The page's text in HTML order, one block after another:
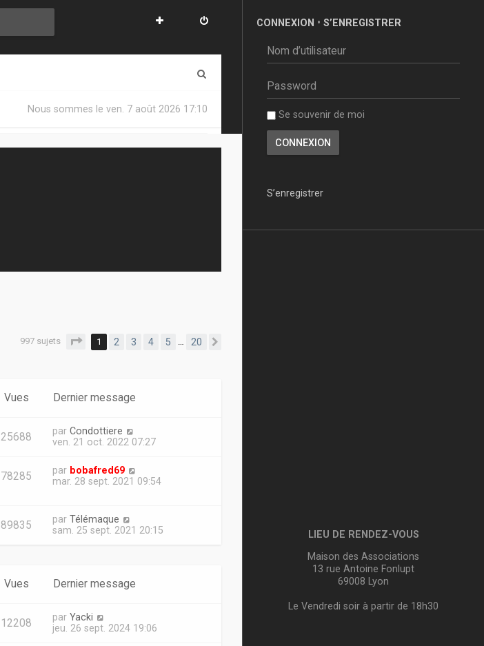
Nous sommes le ven. 7 août 2026 17:10
997 sujets Page 1sur20
1 2 3 4 5 … 20
Vues Dernier message
25688 par Condottiere
ven. 21 oct. 2022 07:27
78285 par bobafred69
mar. 28 sept. 2021 09:54
89835 par Télémaque
sam. 25 sept. 2021 20:15
Vues Dernier message
12208 par Yacki
jeu. 26 sept. 2024 19:06
CONNEXION • S’ENREGISTRER
Se souvenir de moi
S’enregistrer
LIEU DE RENDEZ-VOUS
Maison des Associations
13 rue Antoine Fonlupt
69008 Lyon
Le Vendredi soir à partir de 18h30